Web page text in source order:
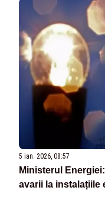
5 ian. 2026, 08:57
Ministerul
avarii la instalațiile